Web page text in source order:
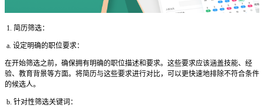
1. 简历筛选：
a. 设定明确的职位要求：
在开始筛选之前，确保拥有明确的职位描述和要求。这些要求应该涵盖技能、经
验、教育背景等方面。将简历与这些要求进行对比，可以更快速地排除不符合条件
的候选人。
b. 针对性筛选关键词：